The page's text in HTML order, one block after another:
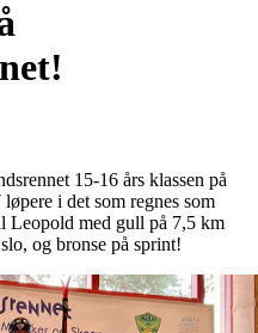
15-16 års klassen på
i det som regnes som
Leopold med gull på 7,5 km
og bronse på sprint!